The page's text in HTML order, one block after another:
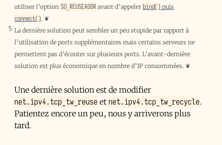
utiliser l’option SO_REUSEADDRavant d’appeler bind() puis
connect(). ❦
5 La dernière solution peut sembler un peu stupide par rapport à
l’utilisation de ports supplémentaires mais certains serveurs ne
permettent pas d’écouter sur plusieurs ports. L’avant-dernière
solution est plus économique en nombre d’IP consommées. ❦
Une dernière solution est de modifier
net.ipv4.tcp_tw_reuse et net.ipv4.tcp_tw_recycle.
Patientez encore un peu, nous y arriverons plus
tard.